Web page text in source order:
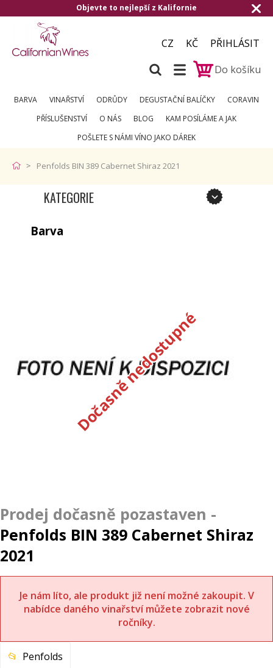
Objevte to nejlepší z Kalifornie
CZ KČ
PŘIHLÁSIT
Do košíku
BARVA VINAŘSTVÍ ODRŮDY DEGUSTAČNÍ BALÍČKY
CORAVIN
PŘÍSLUŠENSTVÍ
O NÁS BLOG
KAM POSÍLÁME A JAK
POŠLETE S NÁMI VÍNO JAKO DÁREK
Penfolds BIN 389 Cabernet Shiraz 2021
KATEGORIE
Barva
Dočasně nedostupné
Penfolds BIN 389 Cabernet Shiraz
2021
Je nám líto, ale produkt již není možné zakoupit. V
nabídce daného vinařství můžete zobrazit nové
ročníky.
Penfolds